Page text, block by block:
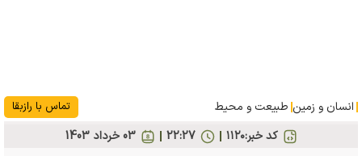
انسان و زمین طبیعت و محیط تماس با رازبقا
کد خبر:۱۱۲۰ 03 خرداد 1403 22:27